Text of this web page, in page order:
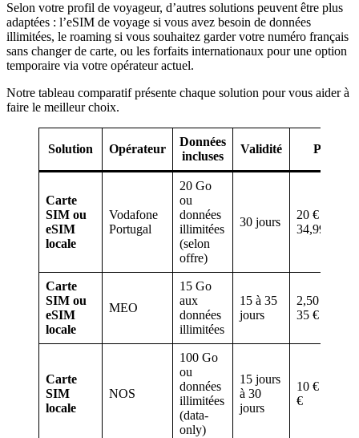
Selon votre profil de voyageur, d’autres solutions peuvent être plus
adaptées : l’eSIM de voyage si vous avez besoin de données
illimitées, le roaming si vous souhaitez garder votre numéro français
sans changer de carte, ou les forfaits internationaux pour une option
temporaire via votre opérateur actuel.
Notre tableau comparatif présente chaque solution pour vous aider à
faire le meilleur choix.
Solution Opérateur
Données
incluses
Validité Prix
Carte
SIM ou
eSIM
locale
Vodafone
Portugal
20 Go
ou
données
illimitées
(selon
offre)
30 jours
20 € à
34,99 €
Carte
SIM ou
eSIM
locale
MEO
15 Go
aux
données
illimitées
15 à 35
jours
2,50 € à
35 €
Carte
SIM
locale
NOS
100 Go
ou
données
illimitées
(data-
only)
15 jours
à 30
jours
10 € à 19
€